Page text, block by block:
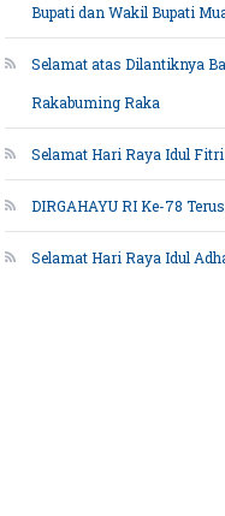
Bupati dan Wakil Bupati
Selamat atas Dilantiknya
Rakabuming Raka
Selamat Hari Raya Idul
DIRGAHAYU RI Ke-78
Selamat Hari Raya Idul